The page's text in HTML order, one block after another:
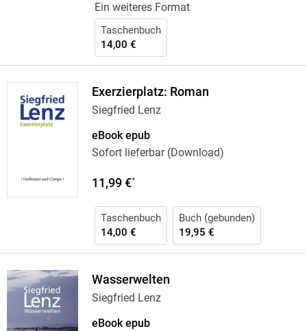
Ein weiteres Format
Taschenbuch
14,00 €
Exerzierplatz: Roman
Siegfried Lenz
eBook epub
Sofort lieferbar (Download)
11,99 €*
Taschenbuch
14,00 €
Buch (gebunden)
19,95 €
Wasserwelten
Siegfried Lenz
eBook epub